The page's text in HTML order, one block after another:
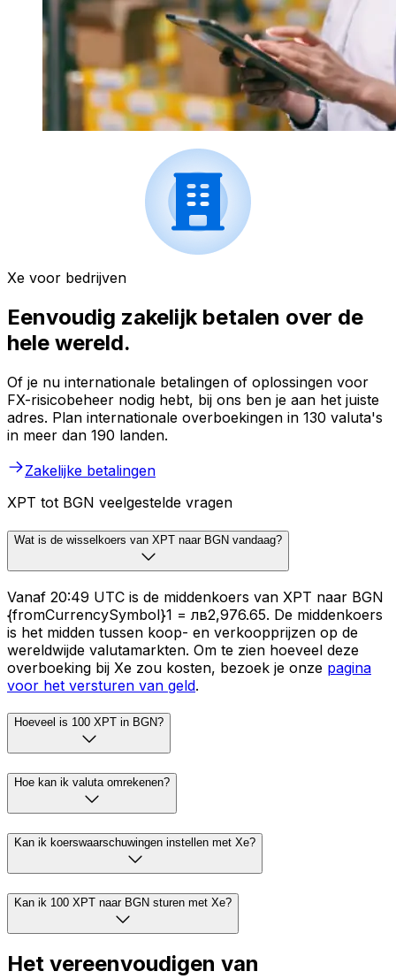
Xe voor bedrijven
Eenvoudig zakelijk betalen over de
hele wereld.
Of je nu internationale betalingen of oplossingen voor
FX-risicobeheer nodig hebt, bij ons ben je aan het juiste
adres. Plan internationale overboekingen in 130 valuta's
in meer dan 190 landen.
Zakelijke betalingen
XPT tot BGN veelgestelde vragen
Wat is de wisselkoers van XPT naar BGN vandaag?
Vanaf 20:49 UTC is de middenkoers van XPT naar BGN
{fromCurrencySymbol}1 = лв2,976.65. De middenkoers
is het midden tussen koop- en verkoopprijzen op de
wereldwijde valutamarkten. Om te zien hoeveel deze
overboeking bij Xe zou kosten, bezoek je onze pagina
voor het versturen van geld.
Hoeveel is 100 XPT in BGN?
Hoe kan ik valuta omrekenen?
Kan ik koerswaarschuwingen instellen met Xe?
Kan ik 100 XPT naar BGN sturen met Xe?
Het vereenvoudigen van